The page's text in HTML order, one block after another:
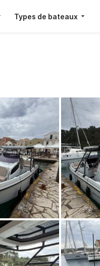
Types de bateaux